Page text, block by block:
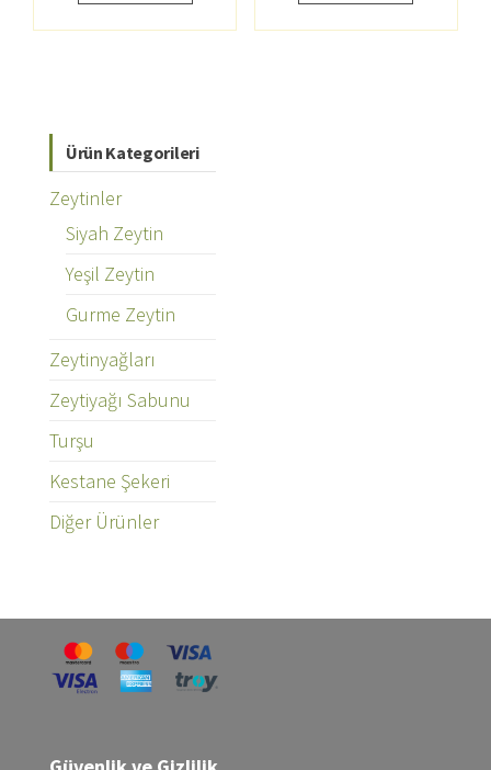
Ürün Kategorileri
Zeytinler
Siyah Zeytin
Yeşil Zeytin
Gurme Zeytin
Zeytinyağları
Zeytiyağı Sabunu
Turşu
Kestane Şekeri
Diğer Ürünler